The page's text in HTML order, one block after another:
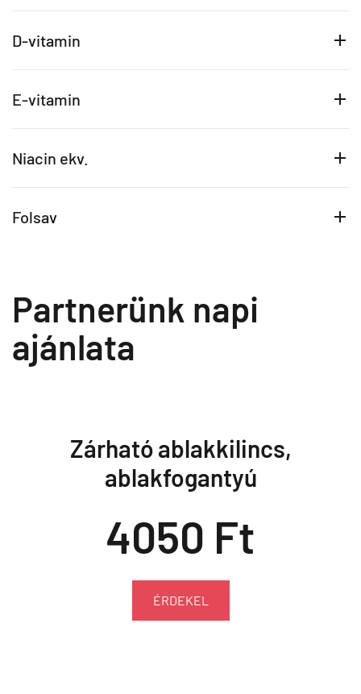
D-vitamin
E-vitamin
Niacin ekv.
Folsav
Partnerünk napi
ajánlata
Zárható ablakkilincs,
ablakfogantyú
4050 Ft
ÉRDEKEL